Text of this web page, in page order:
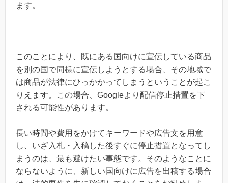
ます。
このことにより、既にある国向けに宣伝している商品
を別の国で同様に宣伝しようとする場合、その地域で
は商品が法律にひっかかってしまうということが起こ
りえます。この場合、Googleより配信停止措置を下
される可能性があります。
長い時間や費用をかけてキーワードや広告文を用意
し、いざ入札・入稿した後すぐに停止措置となってし
まうのは、最も避けたい事態です。そのようなことに
ならないように、新しい国向けに広告を出稿する場合